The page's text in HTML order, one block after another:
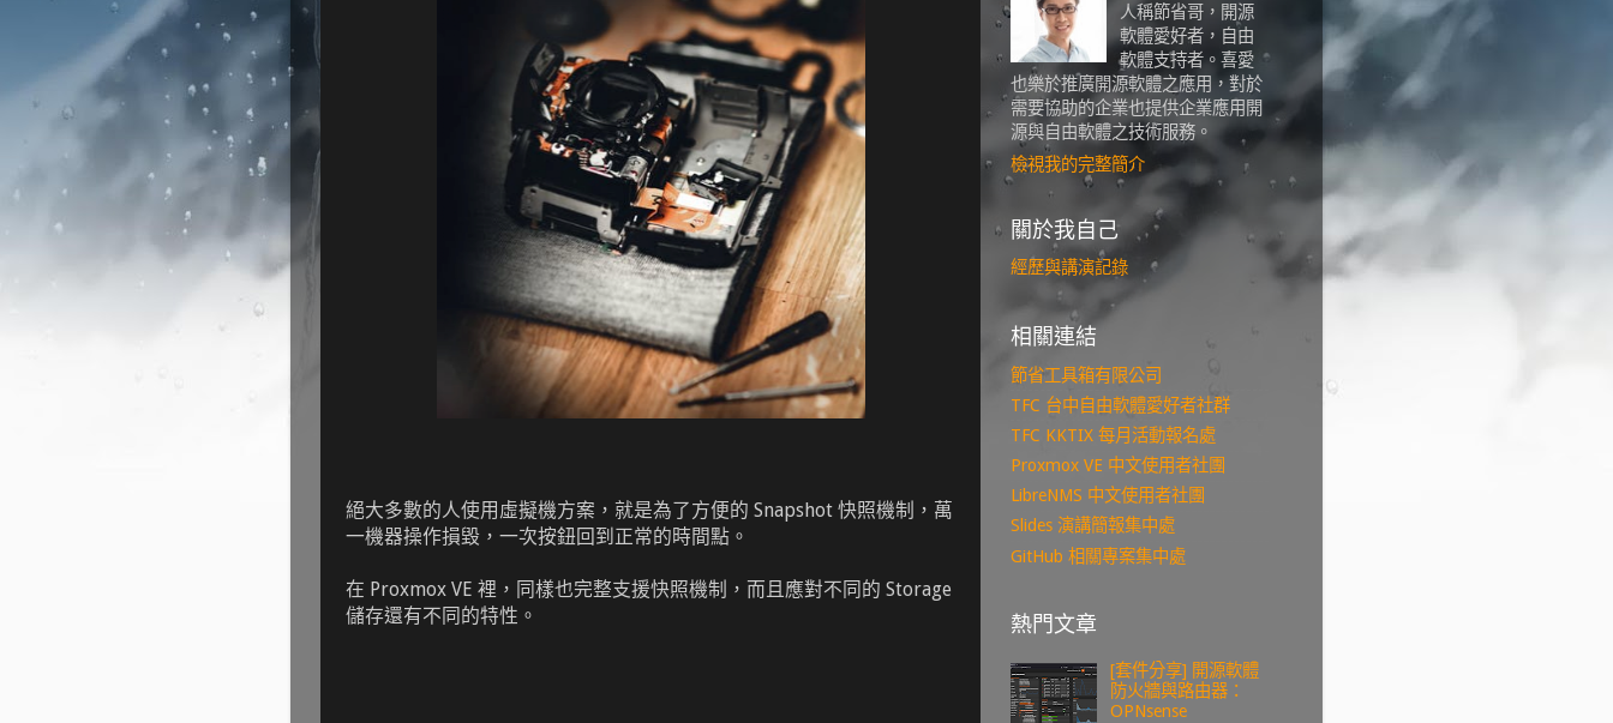
絕大多數的人使用虛擬機方案，就是為了方便的 Snapshot 快照機制，萬
一機器操作損毀，一次按鈕回到正常的時間點。
在 Proxmox VE 裡，同樣也完整支援快照機制，而且應對不同的 Storage
儲存還有不同的特性。
人稱節省哥，開源
軟體愛好者，自由
軟體支持者。喜愛
也樂於推廣開源軟體之應用，對於
需要協助的企業也提供企業應用開
源與自由軟體之技術服務。
檢視我的完整簡介
關於我自己
經歷與講演記錄
相關連結
節省工具箱有限公司
TFC 台中自由軟體愛好者社群
TFC KKTIX 每月活動報名處
Proxmox VE 中文使用者社團
LibreNMS 中文使用者社團
Slides 演講簡報集中處
GitHub 相關專案集中處
熱門文章
[套件分享] 開源軟體
防火牆與路由器：
OPNsense